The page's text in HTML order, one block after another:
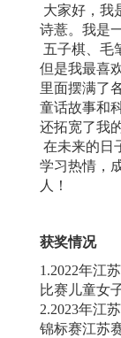
大家好，我
诗薏。我是
五子棋、毛
但是我最喜
里面摆满了
童话故事和
还拓宽了我
在未来的日
学习热情，
人！
获奖情况
1.2022年江
比赛儿童女
2.2023年江
锦标赛江苏